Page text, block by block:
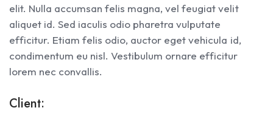
elit. Nulla accumsan felis magna, vel feugiat velit
aliquet id. Sed iaculis odio pharetra vulputate
efficitur. Etiam felis odio, auctor eget vehicula id,
condimentum eu nisl. Vestibulum ornare efficitur
lorem nec convallis.
Client: